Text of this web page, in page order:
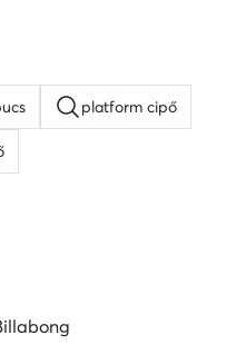
platform cipő